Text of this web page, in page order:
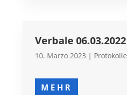
Verbale 06.03.2022
10. Marzo 2023 | Protokolle
MEHR